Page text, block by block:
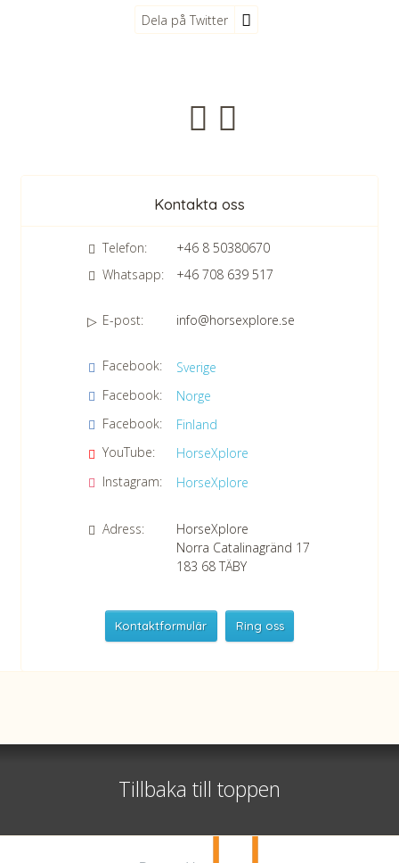
Dela på Twitter
Nyhetsbrev
Jag samtycker till dataskyddspolicyn.
Läs vår dataskyddspolicy här »
Kontakta oss
Telefon:
+46 8 50380670
Whatsapp:
+46 708 639 517
E-post: info@horsexplore.se
Facebook:
Sverige
Facebook:
Norge
Facebook:
Finland
YouTube:
HorseXplore
Instagram:
HorseXplore
Adress:
HorseXplore
Norra Catalinagränd 17
183 68 TÄBY
Kontaktformulär Ring oss
Telefon+46 8 50380670
Org nr 556479-2983
Tillbaka till toppen